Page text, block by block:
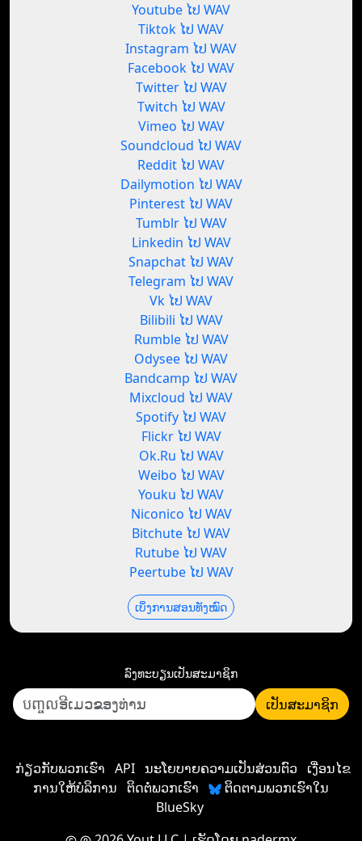
Youtube ໄປ WAV
Tiktok ໄປ WAV
Instagram ໄປ WAV
Facebook ໄປ WAV
Twitter ໄປ WAV
Twitch ໄປ WAV
Vimeo ໄປ WAV
Soundcloud ໄປ WAV
Reddit ໄປ WAV
Dailymotion ໄປ WAV
Pinterest ໄປ WAV
Tumblr ໄປ WAV
Linkedin ໄປ WAV
Snapchat ໄປ WAV
Telegram ໄປ WAV
Vk ໄປ WAV
Bilibili ໄປ WAV
Rumble ໄປ WAV
Odysee ໄປ WAV
Bandcamp ໄປ WAV
Mixcloud ໄປ WAV
Spotify ໄປ WAV
Flickr ໄປ WAV
Ok.Ru ໄປ WAV
Weibo ໄປ WAV
Youku ໄປ WAV
Niconico ໄປ WAV
Bitchute ໄປ WAV
Rutube ໄປ WAV
Peertube ໄປ WAV
ເບິ່ງການສອນທັງໝົດ
ລົງທະບຽນ​ເປັນ​ສະມາຊິກ
ເປັນ​ສະມາຊິກ
ກ່ຽວກັບພວກເຮົາ API ນະໂຍບາຍຄວາມເປັນສ່ວນຕົວ
ເງື່ອນໄຂ
ການໃຫ້ບໍລິການ ຕິດຕໍ່ພວກເຮົາ
ຕິດຕາມພວກເຮົາໃນ
BlueSky